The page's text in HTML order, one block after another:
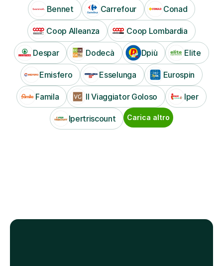
Bennet Carrefour Conad
Coop Alleanza Coop Lombardia
Despar Dodecà Dpiù Elite
Emisfero Esselunga Eurospin
Famila Il Viaggiator Goloso Iper
Ipertriscount Carica altro